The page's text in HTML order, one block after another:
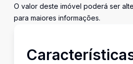
O valor deste imóvel poderá ser
para maiores informações.